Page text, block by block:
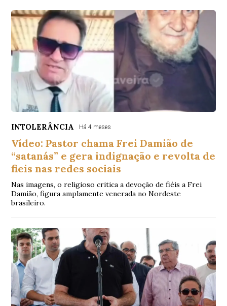
INTOLERÂNCIA Há 4 meses
Vídeo: Pastor chama Frei Damião de
“satanás” e gera indignação e revolta de
fieis nas redes sociais
Nas imagens, o religioso critica a devoção de fiéis a Frei
Damião, figura amplamente venerada no Nordeste
brasileiro.